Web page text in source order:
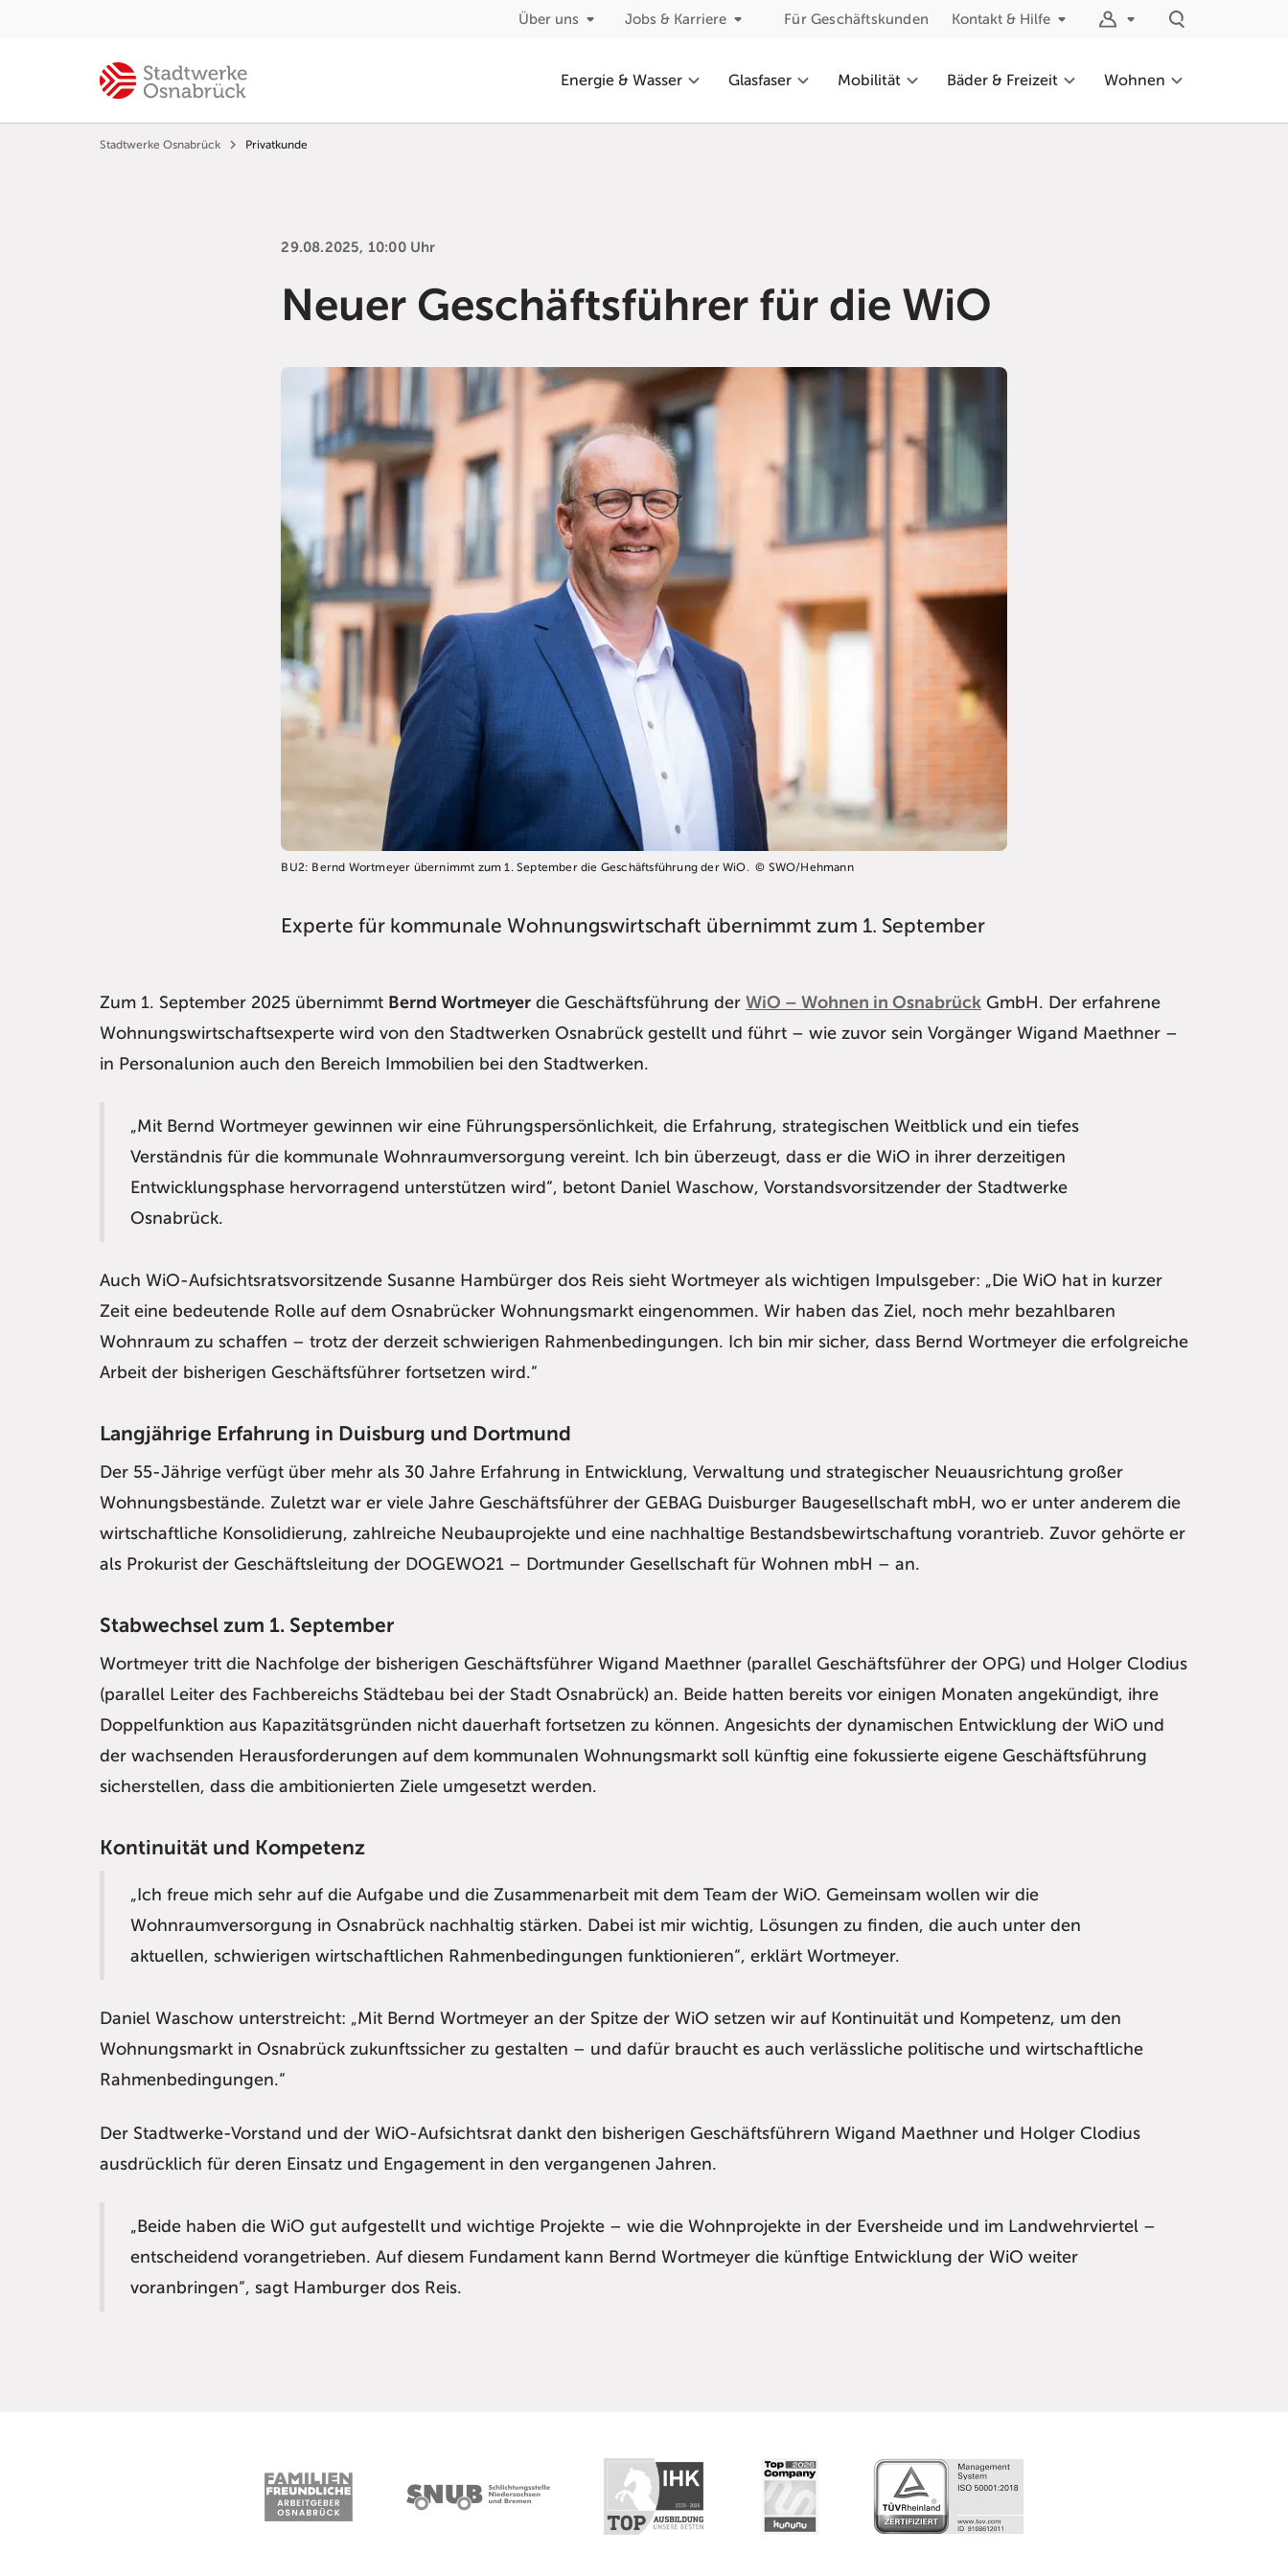
Über uns Jobs & Karriere Für Geschäftskunden Kontakt & Hilfe
Energie & Wasser Glasfaser Mobilität Bäder & Freizeit Wohnen
Stadtwerke Osnabrück Privatkunde
29.08.2025, 10:00 Uhr
Neuer Geschäftsführer für die WiO
BU2: Bernd Wortmeyer übernimmt zum 1. September die Geschäftsführung der WiO. © SWO/Hehmann
Experte für kommunale Wohnungswirtschaft übernimmt zum 1. September
Zum 1. September 2025 übernimmt Bernd Wortmeyer die Geschäftsführung der WiO – Wohnen in Osnabrück GmbH. Der erfahrene
Wohnungswirtschaftsexperte wird von den Stadtwerken Osnabrück gestellt und führt – wie zuvor sein Vorgänger Wigand Maethner –
in Personalunion auch den Bereich Immobilien bei den Stadtwerken.
„Mit Bernd Wortmeyer gewinnen wir eine Führungspersönlichkeit, die Erfahrung, strategischen Weitblick und ein tiefes
Verständnis für die kommunale Wohnraumversorgung vereint. Ich bin überzeugt, dass er die WiO in ihrer derzeitigen
Entwicklungsphase hervorragend unterstützen wird“, betont Daniel Waschow, Vorstandsvorsitzender der Stadtwerke
Osnabrück.
Auch WiO-Aufsichtsratsvorsitzende Susanne Hambürger dos Reis sieht Wortmeyer als wichtigen Impulsgeber: „Die WiO hat in kurzer
Zeit eine bedeutende Rolle auf dem Osnabrücker Wohnungsmarkt eingenommen. Wir haben das Ziel, noch mehr bezahlbaren
Wohnraum zu schaffen – trotz der derzeit schwierigen Rahmenbedingungen. Ich bin mir sicher, dass Bernd Wortmeyer die erfolgreiche
Arbeit der bisherigen Geschäftsführer fortsetzen wird.“
Langjährige Erfahrung in Duisburg und Dortmund
Der 55-Jährige verfügt über mehr als 30 Jahre Erfahrung in Entwicklung, Verwaltung und strategischer Neuausrichtung großer
Wohnungsbestände. Zuletzt war er viele Jahre Geschäftsführer der GEBAG Duisburger Baugesellschaft mbH, wo er unter anderem die
wirtschaftliche Konsolidierung, zahlreiche Neubauprojekte und eine nachhaltige Bestandsbewirtschaftung vorantrieb. Zuvor gehörte er
als Prokurist der Geschäftsleitung der DOGEWO21 – Dortmunder Gesellschaft für Wohnen mbH – an.
Stabwechsel zum 1. September
Wortmeyer tritt die Nachfolge der bisherigen Geschäftsführer Wigand Maethner (parallel Geschäftsführer der OPG) und Holger Clodius
(parallel Leiter des Fachbereichs Städtebau bei der Stadt Osnabrück) an. Beide hatten bereits vor einigen Monaten angekündigt, ihre
Doppelfunktion aus Kapazitätsgründen nicht dauerhaft fortsetzen zu können. Angesichts der dynamischen Entwicklung der WiO und
der wachsenden Herausforderungen auf dem kommunalen Wohnungsmarkt soll künftig eine fokussierte eigene Geschäftsführung
sicherstellen, dass die ambitionierten Ziele umgesetzt werden.
Kontinuität und Kompetenz
„Ich freue mich sehr auf die Aufgabe und die Zusammenarbeit mit dem Team der WiO. Gemeinsam wollen wir die
Wohnraumversorgung in Osnabrück nachhaltig stärken. Dabei ist mir wichtig, Lösungen zu finden, die auch unter den
aktuellen, schwierigen wirtschaftlichen Rahmenbedingungen funktionieren“, erklärt Wortmeyer.
Daniel Waschow unterstreicht: „Mit Bernd Wortmeyer an der Spitze der WiO setzen wir auf Kontinuität und Kompetenz, um den
Wohnungsmarkt in Osnabrück zukunftssicher zu gestalten – und dafür braucht es auch verlässliche politische und wirtschaftliche
Rahmenbedingungen.“
Der Stadtwerke-Vorstand und der WiO-Aufsichtsrat dankt den bisherigen Geschäftsführern Wigand Maethner und Holger Clodius
ausdrücklich für deren Einsatz und Engagement in den vergangenen Jahren.
„Beide haben die WiO gut aufgestellt und wichtige Projekte – wie die Wohnprojekte in der Eversheide und im Landwehrviertel –
entscheidend vorangetrieben. Auf diesem Fundament kann Bernd Wortmeyer die künftige Entwicklung der WiO weiter
voranbringen“, sagt Hamburger dos Reis.